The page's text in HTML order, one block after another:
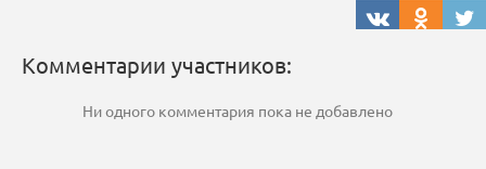
Комментарии участников:
Ни одного комментария пока не добавлено